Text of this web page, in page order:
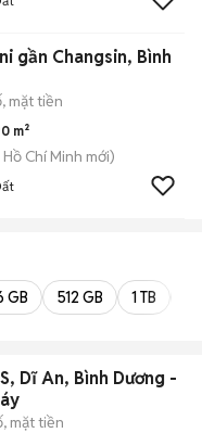
gần Changsin, Bình
mặt tiền
m²
Hồ Chí Minh mới)
GB 512 GB 1 TB
Dĩ An, Bình Dương -
mặt tiền